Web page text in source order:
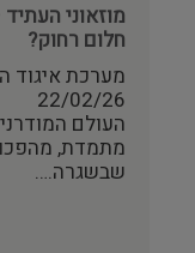
מוזאולוגיה כללי
היסטוריה ומורשת
צילום ווידאו ארט
מוזאוני
חלום רחוק?
מערכת איגוד
22/02/26
העולם
מתמדת,
שבשגרה.…